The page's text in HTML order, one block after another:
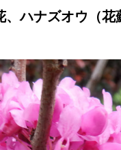
ハナズオウ（花